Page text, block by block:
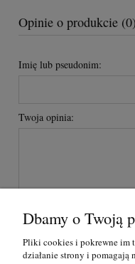
Opinie o produkcie (0)
Imię lub pseudonim:
Twoja opinia:
Dbamy o Twoją
Pliki cookies i pokrewne im
działanie strony i pomagają